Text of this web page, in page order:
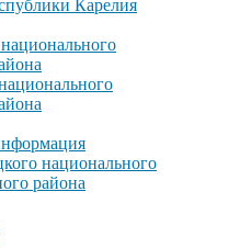
Карелия
национального
района